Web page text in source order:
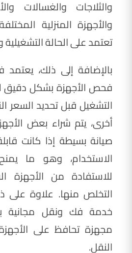
والثلاجات والغسالات
والأجهزة المنزلية
تعتمد على الحالة التشغيلية
بالإضافة إلى ذلك،
فحص الأجهزة بشكل دقيق
التشغيل قبل تحديد السعر
أخرى، يتم شراء بعض
صيانة بسيطة إذا كانت
الاستخدام، وهو ما
للاستفادة من الأجهزة
التخلص منها. علاوة على
خدمة فك ونقل مجانية
مجهزة تحافظ على
النقل.